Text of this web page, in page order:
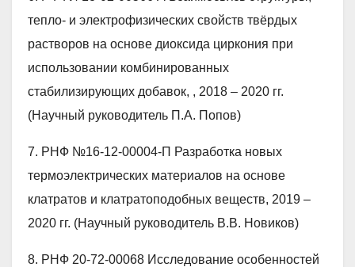
тепло- и электрофизических свойств твёрдых
растворов на основе диоксида циркония при
использовании комбинированных
стабилизирующих добавок, , 2018 – 2020 гг.
(Научный руководитель П.А. Попов)
7. РНФ №16-12-00004-П Разработка новых
термоэлектрических материалов на основе
клатратов и клатратоподобных веществ, 2019 –
2020 гг. (Научный руководитель В.В. Новиков)
8. РНФ 20-72-00068 Исследование особенностей